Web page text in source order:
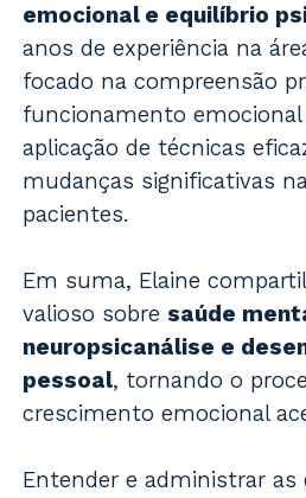
emocional e equilíbrio
anos de experiência na
focado na compreensão
funcionamento
aplicação de técnicas
mudanças significativas
pacientes.
Em suma, Elaine
valioso sobre saúde
neuropsicanálise e
pessoal, tornando o
crescimento emocional
Entender e administrar as